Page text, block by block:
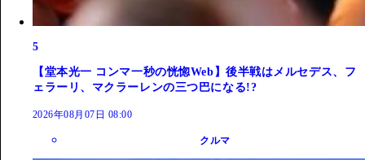
5
【堂本光一 コンマ一秒の恍惚Web】後半戦はメルセデス、フ
ェラーリ、マクラーレンの三つ巴になる!?
2026年08月07日 08:00
クルマ